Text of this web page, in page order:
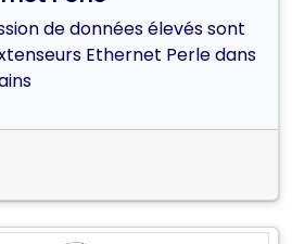
de données élevés sont
Ethernet Perle dans